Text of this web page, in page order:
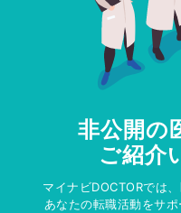
非公開の
ご紹介
マイナビDOCTORでは
あなたの転職活動をサ